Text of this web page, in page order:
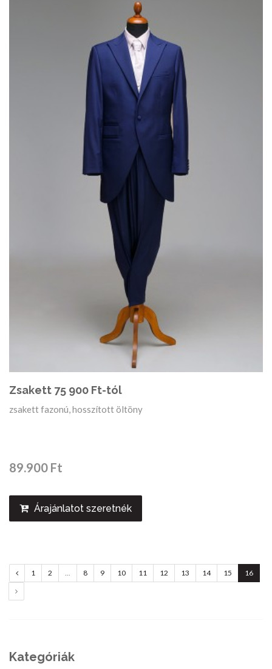
Zsakett 75 900 Ft-tól
zsakett fazonú, hosszított öltöny
89.900 Ft
Árajánlatot szeretnék
global.previous
1 2 8 9 10 11 12 13 14 15
16
global.next
Kategóriák